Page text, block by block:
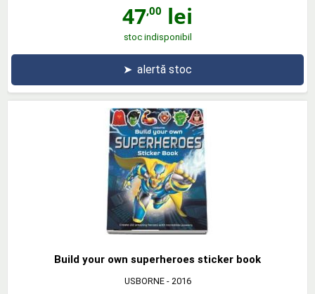
47,00 lei
stoc indisponibil
➤ alertă stoc
Build your own superheroes sticker book
USBORNE- 2016